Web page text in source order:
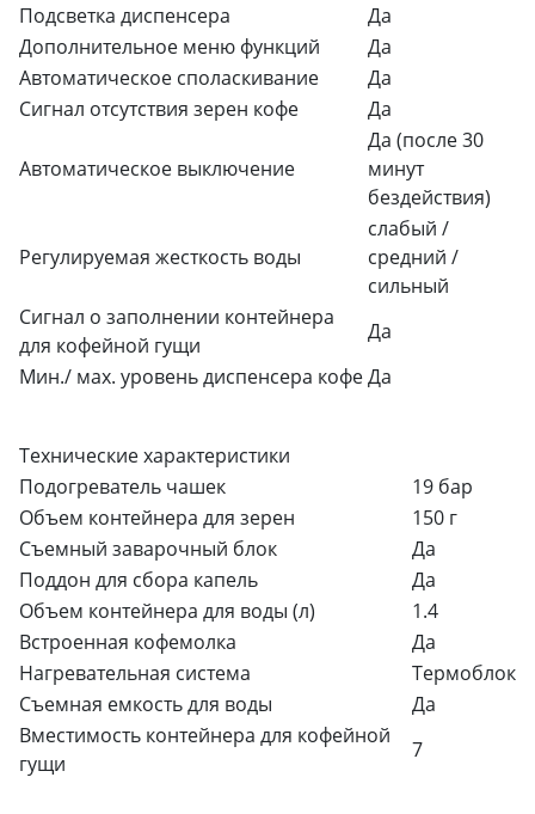
Подсветка диспенсера
Да
Дополнительное меню функций
Да
Автоматическое споласкивание
Да
Сигнал отсутствия зерен кофе
Да
Автоматическое выключение
Да (после 30
минут
бездействия)
Регулируемая жесткость воды
слабый /
средний /
сильный
Сигнал о заполнении контейнера
для кофейной гущи
Да
Мин./ мах. уровень диспенсера кофеДа
Технические характеристики
Подогреватель чашек
19 бар
Объем контейнера для зерен
150 г
Съемный заварочный блок
Да
Поддон для сбора капель
Да
Объем контейнера для воды (л)
1.4
Встроенная кофемолка
Да
Нагревательная система
Термоблок
Съемная емкость для воды
Да
Вместимость контейнера для кофейной
гущи
7